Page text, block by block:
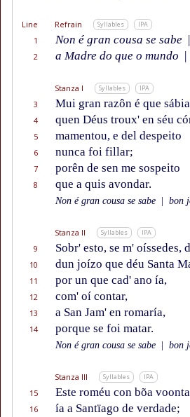
Line Refrain Syllables IPA
1
Non é gran cousa se sabe |
2
a Madre do que o mundo |
Stanza I Syllables IPA
3 Mui gran razôn é que
4
quen Déus troux' en séu
5
mamentou, e del despeito
6
nunca foi fillar;
7
porên de sen me sospeito
8
que a quis avondar.
Non é gran cousa se sabe
bon
Stanza II Syllables IPA
9 Sobr' esto, se m' oíssedes,
10
dun joízo que déu Santa
11
por un que cad' ano ía,
12
com' oí contar,
13
a San Jam' en romaría,
14
porque se foi matar.
Non é gran cousa se sabe
bon
Stanza III Syllables IPA
15 Este roméu con bõa
16
ía a Santïago de verdade;